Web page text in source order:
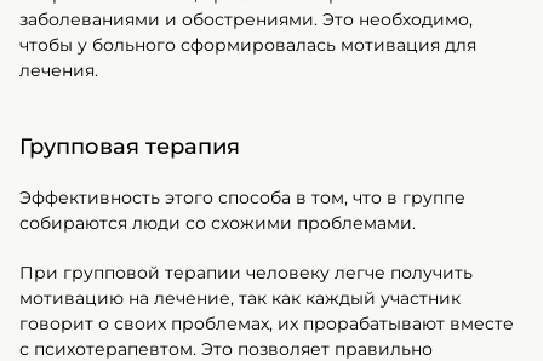
заболеваниями и обострениями. Это необходимо,
чтобы у больного сформировалась мотивация для
лечения.
Групповая терапия
Эффективность этого способа в том, что в группе
собираются люди со схожими проблемами.
При групповой терапии человеку легче получить
мотивацию на лечение, так как каждый участник
говорит о своих проблемах, их прорабатывают вместе
с психотерапевтом. Это позволяет правильно